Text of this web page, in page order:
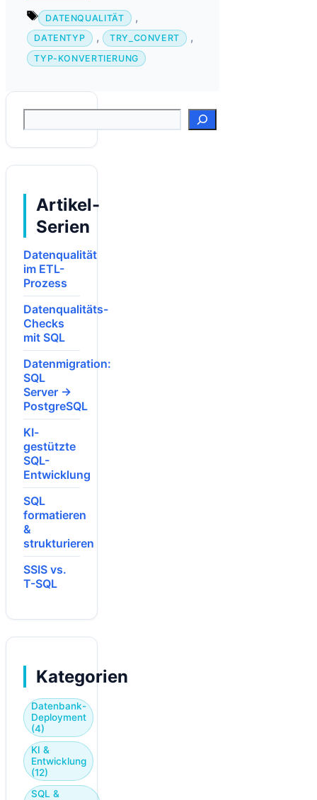
Schlagwörter
DATENQUALITÄT ,
DATENTYP , TRY_CONVERT ,
TYP-KONVERTIERUNG
Suchen
Artikel-
Serien
Datenqualität
im ETL-
Prozess
Datenqualitäts-
Checks
mit SQL
Datenmigration:
SQL
Server →
PostgreSQL
KI-
gestützte
SQL-
Entwicklung
SQL
formatieren
&
strukturieren
SSIS vs.
T-SQL
Kategorien
Datenbank-
Deployment
(4)
KI &
Entwicklung
(12)
SQL &